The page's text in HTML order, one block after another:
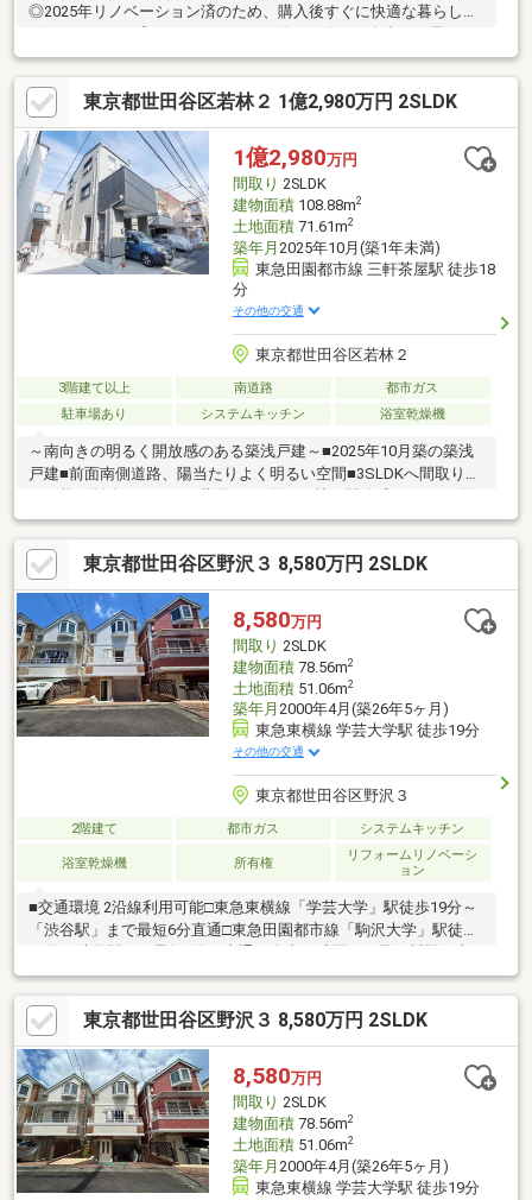
◎2025年リノベーション済のため、購入後すぐに快適な暮らしを
との時間も楽しめます。◎学芸大学・祐天寺・三軒茶屋の3駅利用
可能♪現地内覧予約受付中です♪見学をご希望の方は『見学予約を
する』ボタンから事前にご予約ください。【資料請求】は上記ボ
タンよりお進みください。電話からは⇒TEL0120-002-237【通話
料無料】♪ご案内時間の目安になります♪□現地／物件見学（30分
～）□資金計画のご相談（30分～）□ご希望条件のご相談（15分
～）
東京都世田谷区若林２ 1億2,980万円 2SLDK
1億2,980万円
間取り 2SLDK
建物面積108.88m2
土地面積71.61m2
築年月 2025年10月(築1年未満)
東急田園都市線 三軒茶屋駅 徒歩18
分
その他の交通
東京都世田谷区若林２
3階建て以上 南道路
都市ガス
駐車場あり
システムキッチン 浴室乾燥機
～南向きの明るく開放感のある築浅戸建～■2025年10月築の築浅
戸建■前面南側道路、陽当たりよく明るい空間■3SLDKへ間取り変
更可能（別途リフォーム費用要）■約20.9帖の開放感あるLDK■約
1，800mmの奥行きあるバルコニー■玄関には広さの取れたウォー
クスルー型シューズインクローゼット付き■世田谷線「若林」駅
徒歩9分、田園都市線「三軒茶屋」駅までも徒歩圏内●サミットス
トア代沢十字路店：徒歩8分（約600m）●トップ若林店：徒歩9分
（約650m）●セブンイレブン若林陸橋店：徒歩3分（約230m）
東京都世田谷区野沢３ 8,580万円 2SLDK
8,580万円
間取り 2SLDK
建物面積78.56m2
土地面積51.06m2
築年月 2000年4月(築26年5ヶ月)
東急東横線 学芸大学駅 徒歩19分
その他の交通
東京都世田谷区野沢３
2階建て 都市ガス システムキッチン
浴室乾燥機 所有権
リフォームリノベーシ
ョン
■交通環境 2沿線利用可能□東急東横線「学芸大学」駅徒歩19分～
「渋谷駅」まで最短6分直通□東急田園都市線「駒沢大学」駅徒歩
通■リフォーム内容□キッチン、浴室、洗面化粧台、トイレ新規交
換□壁、床□外壁、屋根塗装など■周辺環境□世田谷区立中丸小学校
まで徒歩1分□世田谷区立野沢公園まで徒歩3分□信濃屋野沢店まで
徒歩3分■POINT□ご家族が集まりやすく、荷物の運搬が楽な1階リ
ビングは、あかるい4面採光□動線が良く、お部屋がすっきり見え
る壁付けキッチン□各居室独立なのでおうち時間を快適に過ごせ
ます
東京都世田谷区野沢３ 8,580万円 2SLDK
8,580万円
間取り 2SLDK
建物面積78.56m2
土地面積51.06m2
築年月 2000年4月(築26年5ヶ月)
東急東横線 学芸大学駅 徒歩19分